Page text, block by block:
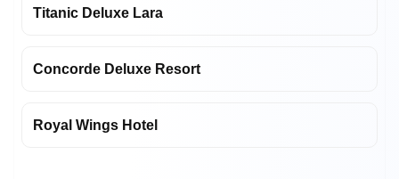
Titanic Deluxe Lara
Concorde Deluxe Resort
Royal Wings Hotel